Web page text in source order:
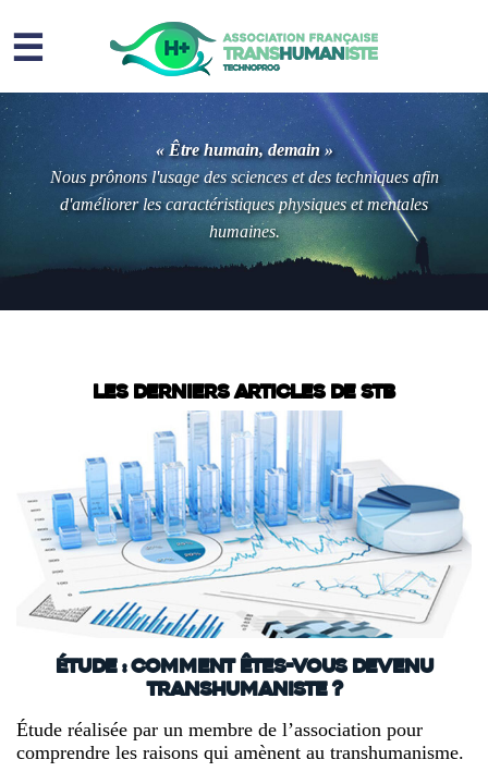
☰
Homme augmenté
Immortalité ?
Question sociale
Risques
« Être humain, demain »
Nous prônons l'usage des sciences et des techniques afin
d'améliorer les caractéristiques physiques et mentales
humaines.
Les derniers articles de STB
Étude : Comment êtes-vous devenu
transhumaniste ?
Étude réalisée par un membre de l’association pour
comprendre les raisons qui amènent au transhumanisme.